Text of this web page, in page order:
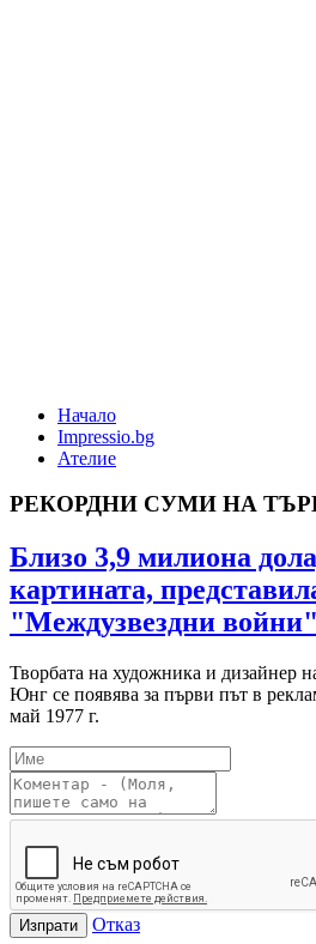
Начало
Impressio.bg
Ателие
РЕКОРДНИ СУМИ НА
Близо 3,9 милиона
картината,
"Междузвездни
Творбата на художника и дизайнер
Юнг се появява за първи път в
май 1977 г.
Изпрати Отказ